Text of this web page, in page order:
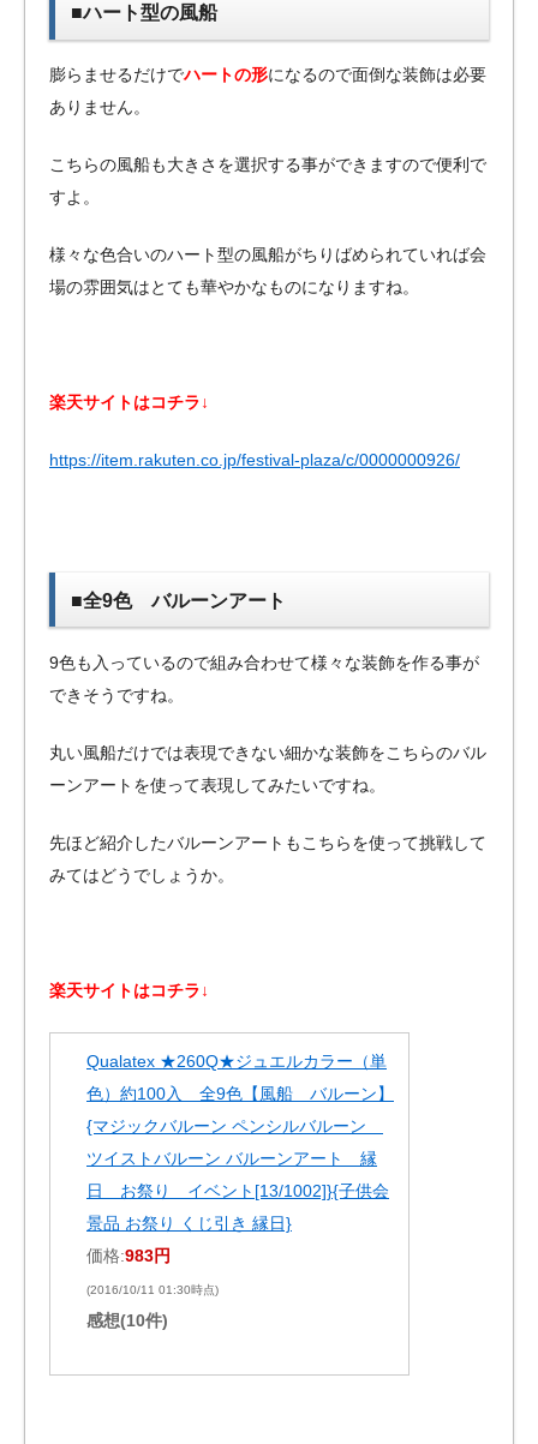
■ハート型の風船
膨らませるだけでハートの形になるので面倒な装飾は必要
ありません。
こちらの風船も大きさを選択する事ができますので便利で
すよ。
様々な色合いのハート型の風船がちりばめられていれば会
場の雰囲気はとても華やかなものになりますね。
楽天サイトはコチラ↓
https://item.rakuten.co.jp/festival-plaza/c/0000000926/
■全9色 バルーンアート
9色も入っているので組み合わせて様々な装飾を作る事が
できそうですね。
丸い風船だけでは表現できない細かな装飾をこちらのバル
ーンアートを使って表現してみたいですね。
先ほど紹介したバルーンアートもこちらを使って挑戦して
みてはどうでしょうか。
楽天サイトはコチラ↓
Qualatex ★260Q★ジュエルカラー（単
色）約100入 全9色【風船 バルーン】
{マジックバルーン ペンシルバルーン
ツイストバルーン バルーンアート 縁
日 お祭り イベント[13/1002]}{子供会
景品 お祭り くじ引き 縁日}
価格:983円
(2016/10/11 01:30時点)
感想(10件)